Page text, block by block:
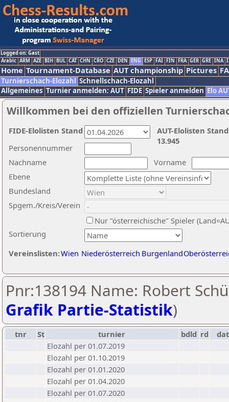
Logged on: Gast
Arabic ARM AZE BIH BUL CAT CHN CRO CZE DEN ENG ESP FAI FIN FRA GER GRE INA
Home Tournament-Database AUT championship Pictures
Turnierschach-Elozahl Schnellschach-Elozahl
Allgemeines Turnier anmelden: AUT FIDE Spieler anmelden Elo
Willkommen bei den offiziellen
Nachname
Vorname
Ebene
Sortierung
Personennummer
Bundesland
Spgem./Kreis/Verein
Nur "österreichische" Spieler
Vereinslisten:Wien Niederösterreich Burgenland
AUT-Elolisten
13.945
FIDE-Elolisten Stand
Pnr:138194 Name: Robert
Grafik Partie-Statistik)
tnr St turnier bdld rd
Elozahl per 01.07.2019
Elozahl per 01.10.2019
Elozahl per 01.01.2020
Elozahl per 01.04.2020
Elozahl per 01.07.2020